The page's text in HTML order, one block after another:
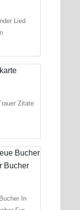
Lied
Zitate
In